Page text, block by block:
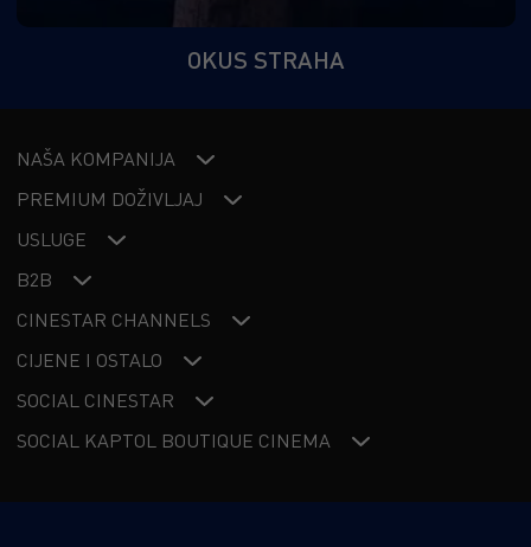
OKUS STRAHA
NAŠA KOMPANIJA
PREMIUM DOŽIVLJAJ
USLUGE
B2B
CINESTAR CHANNELS
CIJENE I OSTALO
SOCIAL CINESTAR
SOCIAL KAPTOL BOUTIQUE CINEMA